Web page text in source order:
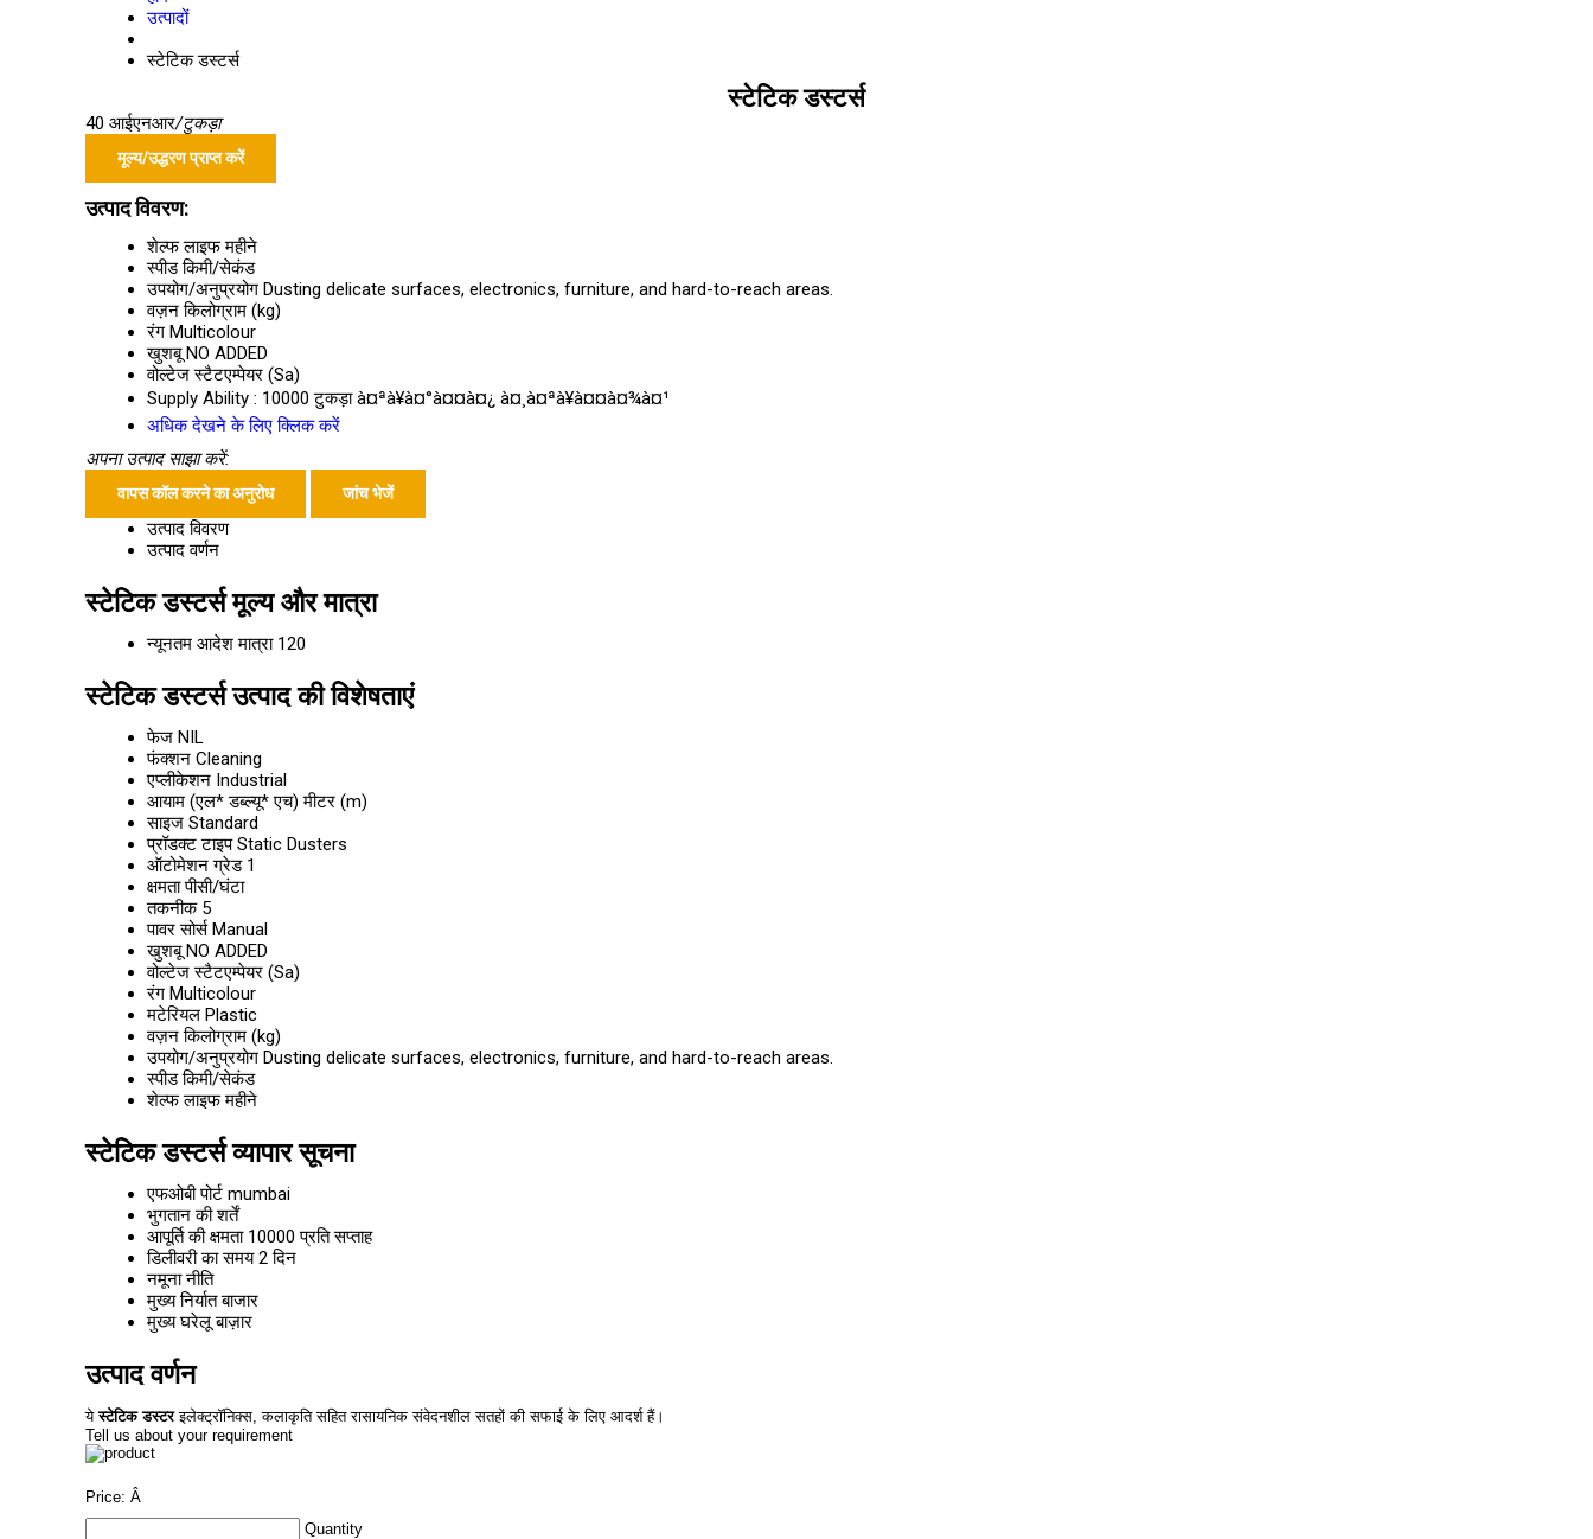
उत्पादों
स्टेटिक डस्टर्स
स्टेटिक डस्टर्स
40 आईएनआर/टुकड़ा
मूल्य/उद्धरण प्राप्त करें
उत्पाद विवरण:
शेल्फ लाइफ महीने
स्पीड किमी/सेकंड
उपयोग/अनुप्रयोग Dusting delicate surfaces, electronics, furniture, and hard-to-reach areas.
वज़न किलोग्राम (kg)
रंग Multicolour
खुशबू NO ADDED
वोल्टेज स्टैटएम्पेयर (Sa)
Supply Ability : 10000 टुकड़ा à¤ªà¥à¤°à¤¤à¤¿ à¤¸à¤ªà¥à¤¤à¤¾à¤¹
अधिक देखने के लिए क्लिक करें
अपना उत्पाद साझा करें:
वापस कॉल करने का अनुरोध जांच भेजें
उत्पाद विवरण
उत्पाद वर्णन
स्टेटिक डस्टर्स मूल्य और मात्रा
न्यूनतम आदेश मात्रा 120
स्टेटिक डस्टर्स उत्पाद की विशेषताएं
फेज NIL
फंक्शन Cleaning
एप्लीकेशन Industrial
आयाम (एल* डब्ल्यू* एच) मीटर (m)
साइज Standard
प्रॉडक्ट टाइप Static Dusters
ऑटोमेशन ग्रेड 1
क्षमता पीसी/घंटा
तकनीक 5
पावर सोर्स Manual
खुशबू NO ADDED
वोल्टेज स्टैटएम्पेयर (Sa)
रंग Multicolour
मटेरियल Plastic
वज़न किलोग्राम (kg)
उपयोग/अनुप्रयोग Dusting delicate surfaces, electronics, furniture, and hard-to-reach areas.
स्पीड किमी/सेकंड
शेल्फ लाइफ महीने
स्टेटिक डस्टर्स व्यापार सूचना
एफओबी पोर्ट mumbai
भुगतान की शर्तें
आपूर्ति की क्षमता 10000 प्रति सप्ताह
डिलीवरी का समय 2 दिन
नमूना नीति
मुख्य निर्यात बाजार
मुख्य घरेलू बाज़ार
उत्पाद वर्णन
येस्टेटिक डस्टरइलेक्ट्रॉनिक्स, कलाकृति सहित रासायनिक संवेदनशील सतहों की सफाई के लिए आदर्श हैं।
Tell us about your requirement
Price: Â
Quantity